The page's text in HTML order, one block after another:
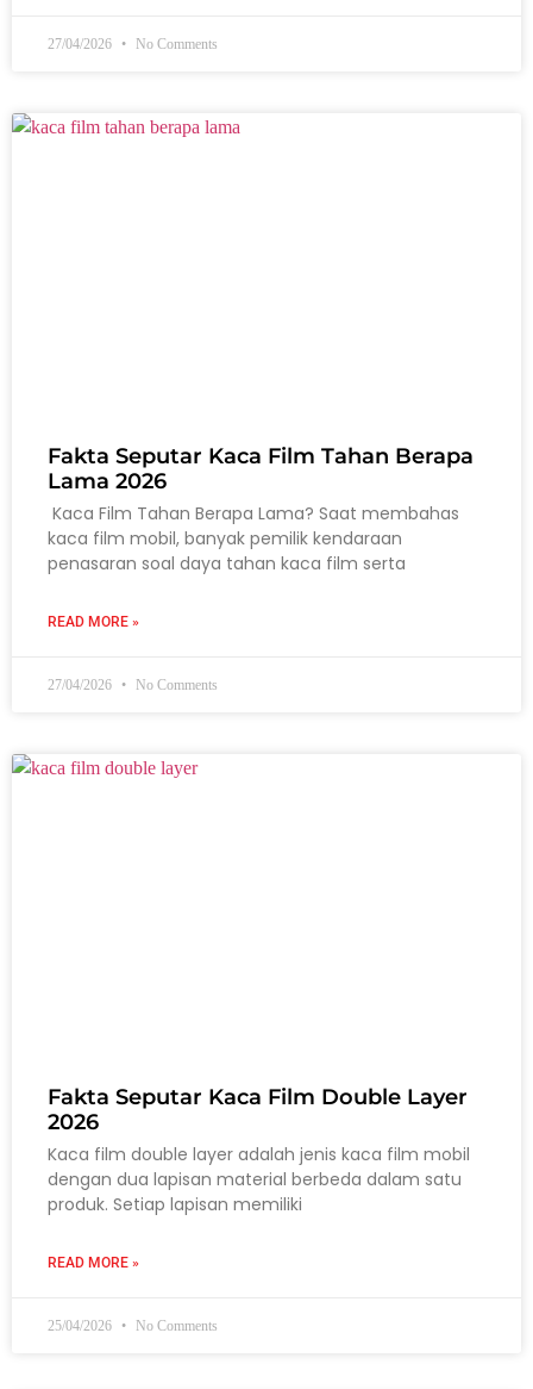
27/04/2026 No Comments
Fakta Seputar Kaca Film Tahan Berapa
Lama 2026
Kaca Film Tahan Berapa Lama? Saat membahas
kaca film mobil, banyak pemilik kendaraan
penasaran soal daya tahan kaca film serta
READ MORE »
27/04/2026 No Comments
Fakta Seputar Kaca Film Double Layer
2026
Kaca film double layer adalah jenis kaca film mobil
dengan dua lapisan material berbeda dalam satu
produk. Setiap lapisan memiliki
READ MORE »
25/04/2026 No Comments